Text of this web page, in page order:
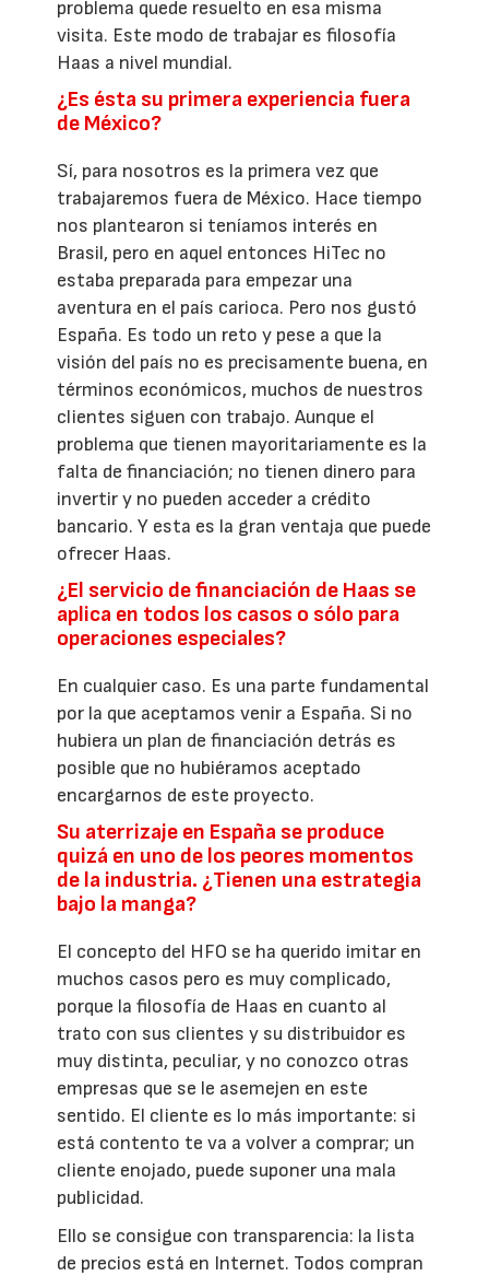
problema quede resuelto en esa misma
visita. Este modo de trabajar es filosofía
Haas a nivel mundial.
¿Es ésta su primera experiencia fuera
de México?
Sí, para nosotros es la primera vez que
trabajaremos fuera de México. Hace tiempo
nos plantearon si teníamos interés en
Brasil, pero en aquel entonces HiTec no
estaba preparada para empezar una
aventura en el país carioca. Pero nos gustó
España. Es todo un reto y pese a que la
visión del país no es precisamente buena, en
términos económicos, muchos de nuestros
clientes siguen con trabajo. Aunque el
problema que tienen mayoritariamente es la
falta de financiación; no tienen dinero para
invertir y no pueden acceder a crédito
bancario. Y esta es la gran ventaja que puede
ofrecer Haas.
¿El servicio de financiación de Haas se
aplica en todos los casos o sólo para
operaciones especiales?
En cualquier caso. Es una parte fundamental
por la que aceptamos venir a España. Si no
hubiera un plan de financiación detrás es
posible que no hubiéramos aceptado
encargarnos de este proyecto.
Su aterrizaje en España se produce
quizá en uno de los peores momentos
de la industria. ¿Tienen una estrategia
bajo la manga?
El concepto del HFO se ha querido imitar en
muchos casos pero es muy complicado,
porque la filosofía de Haas en cuanto al
trato con sus clientes y su distribuidor es
muy distinta, peculiar, y no conozco otras
empresas que se le asemejen en este
sentido. El cliente es lo más importante: si
está contento te va a volver a comprar; un
cliente enojado, puede suponer una mala
publicidad.
Ello se consigue con transparencia: la lista
de precios está en Internet. Todos compran